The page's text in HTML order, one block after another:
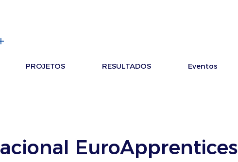
PROJETOS RESULTADOS Eventos
EuroApprentices